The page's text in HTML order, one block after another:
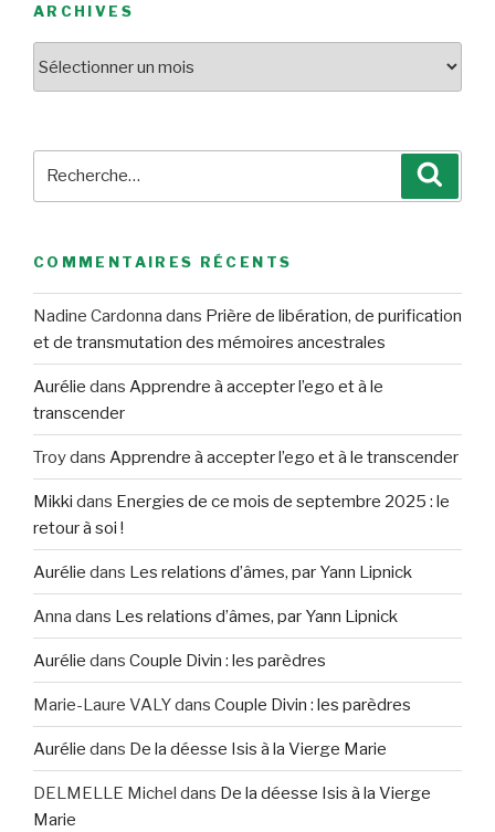
ARCHIVES
COMMENTAIRES RÉCENTS
Nadine Cardonna dans Prière de libération, de purification
et de transmutation des mémoires ancestrales
Aurélie dans Apprendre à accepter l’ego et à le
transcender
Troydans Apprendre à accepter l’ego et à le transcender
Mikki dans Energies de ce mois de septembre 2025 : le
retour à soi !
Aurélie dans Les relations d’âmes, par Yann Lipnick
Anna dans Les relations d’âmes, par Yann Lipnick
Aurélie dans Couple Divin : les parèdres
Marie-Laure VALYdans Couple Divin : les parèdres
Aurélie dans De la déesse Isis à la Vierge Marie
DELMELLE Michel dans De la déesse Isis à la Vierge
Marie